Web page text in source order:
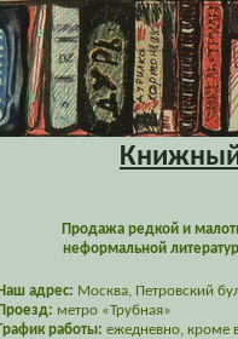
Книжный
Продажа редкой и
неформальной
Наш адрес: Москва, Петровский
Проезд: метро «Трубная»
График работы: ежедневно, кроме